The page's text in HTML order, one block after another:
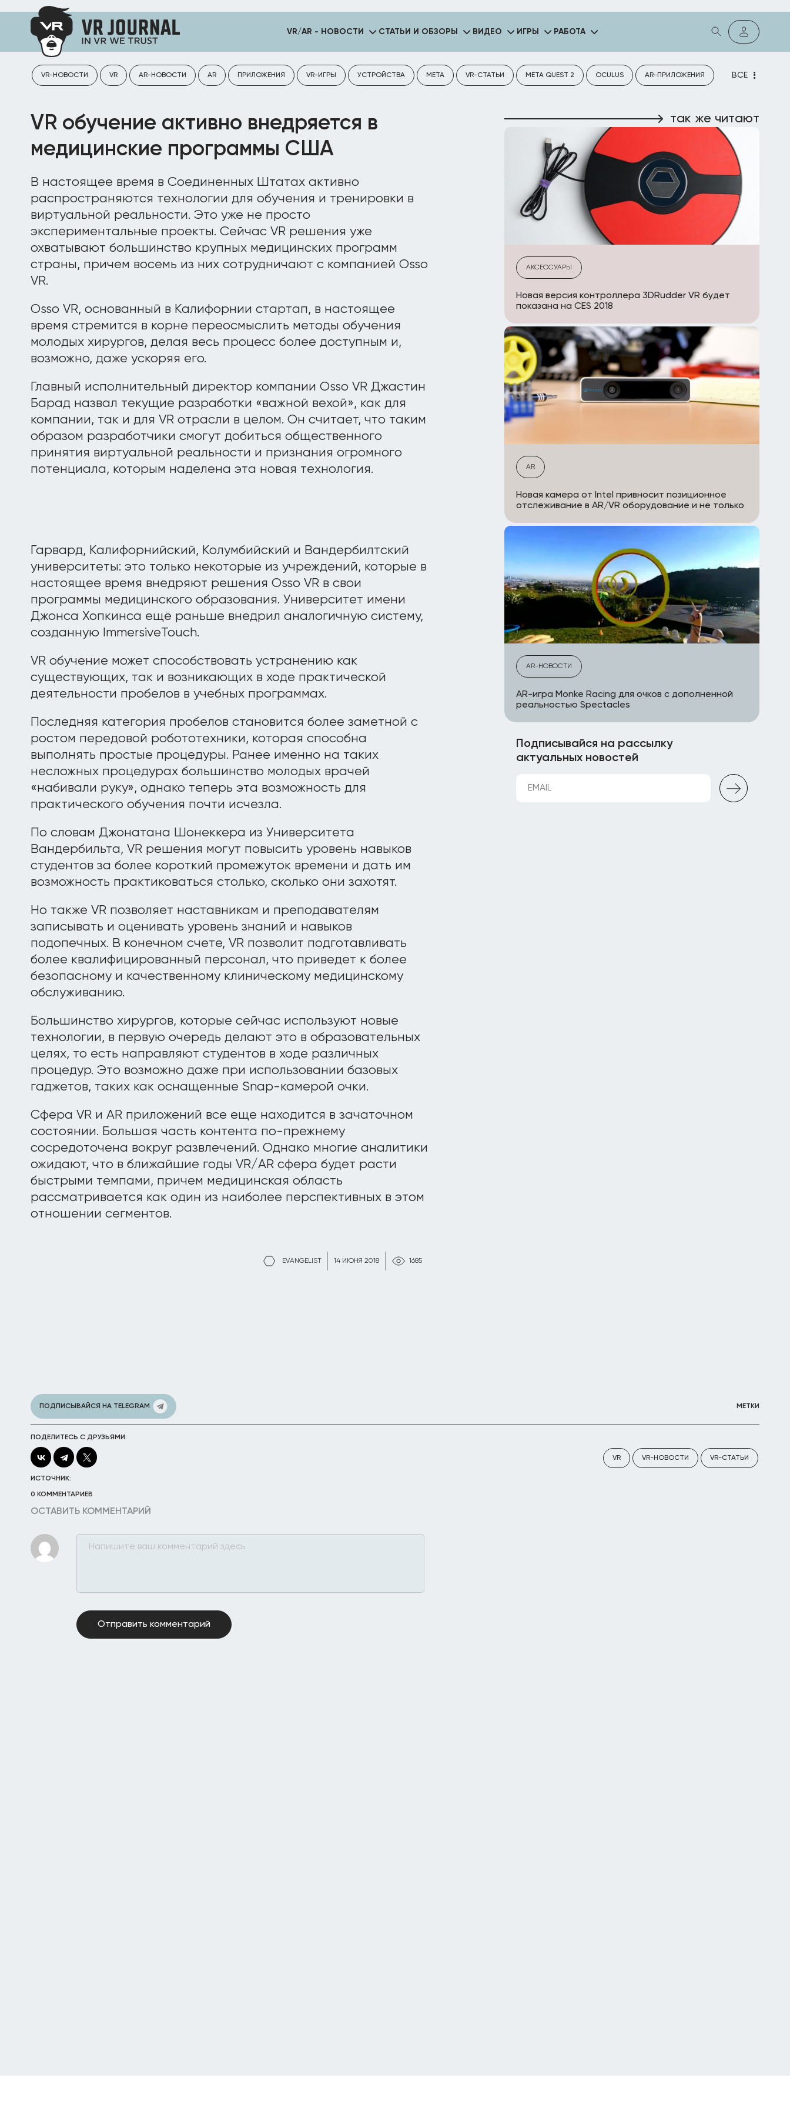
VR/AR - НОВОСТИ СТАТЬИ И ОБЗОРЫ ВИДЕО ИГРЫ РАБОТА
VR-НОВОСТИ VR AR-НОВОСТИ AR ПРИЛОЖЕНИЯ VR-ИГРЫ УСТРОЙСТВА META VR-СТАТЬИ META QUEST 2 OCULUS AR-ПРИЛОЖЕНИЯ ВСЕ
EVANGELIST 14 ИЮНЯ 2018 1685
VR обучение активно внедряется в
медицинские программы США
В настоящее время в Соединенных Штатах активно
распространяются технологии для обучения и тренировки в
виртуальной реальности. Это уже не просто
экспериментальные проекты. Сейчас VR решения уже
охватывают большинство крупных медицинских программ
страны, причем восемь из них сотрудничают с компанией Osso
VR.
Osso VR, основанный в Калифорнии стартап, в настоящее
время стремится в корне переосмыслить методы обучения
молодых хирургов, делая весь процесс более доступным и,
возможно, даже ускоряя его.
Главный исполнительный директор компании Osso VR Джастин
Барад назвал текущие разработки «важной вехой», как для
компании, так и для VR отрасли в целом. Он считает, что таким
образом разработчики смогут добиться общественного
принятия виртуальной реальности и признания огромного
потенциала, которым наделена эта новая технология.
Гарвард, Калифорнийский, Колумбийский и Вандербилтский
университеты: это только некоторые из учреждений, которые в
настоящее время внедряют решения Osso VR в свои
программы медицинского образования. Университет имени
Джонса Хопкинса ещё раньше внедрил аналогичную систему,
созданную ImmersiveTouch.
VR обучение может способствовать устранению как
существующих, так и возникающих в ходе практической
деятельности пробелов в учебных программах.
Последняя категория пробелов становится более заметной с
ростом передовой робототехники, которая способна
выполнять простые процедуры. Ранее именно на таких
несложных процедурах большинство молодых врачей
«набивали руку», однако теперь эта возможность для
практического обучения почти исчезла.
По словам Джонатана Шонеккера из Университета
Вандербильта, VR решения могут повысить уровень навыков
студентов за более короткий промежуток времени и дать им
возможность практиковаться столько, сколько они захотят.
Но также VR позволяет наставникам и преподавателям
записывать и оценивать уровень знаний и навыков
подопечных. В конечном счете, VR позволит подготавливать
более квалифицированный персонал, что приведет к более
безопасному и качественному клиническому медицинскому
обслуживанию.
Большинство хирургов, которые сейчас используют новые
технологии, в первую очередь делают это в образовательных
целях, то есть направляют студентов в ходе различных
процедур. Это возможно даже при использовании базовых
гаджетов, таких как оснащенные Snap-камерой очки.
Сфера VR и AR приложений все еще находится в зачаточном
состоянии. Большая часть контента по-прежнему
сосредоточена вокруг развлечений. Однако многие аналитики
ожидают, что в ближайшие годы VR/AR сфера будет расти
быстрыми темпами, причем медицинская область
рассматривается как один из наиболее перспективных в этом
отношении сегментов.
так же читают
АКСЕССУАРЫ
Новая версия контроллера 3DRudder VR будет
показана на CES 2018
AR
Новая камера от Intel привносит позиционное
отслеживание в AR/VR оборудование и не только
AR-НОВОСТИ
AR-игра Monke Racing для очков с дополненной
реальностью Spectacles
Подписывайся на рассылку
актуальных новостей
ПОДПИСЫВАЙСЯ НА TELEGRAM МЕТКИ
ПОДЕЛИТЕСЬ С ДРУЗЬЯМИ:
VR VR-НОВОСТИ VR-СТАТЬИ
ИСТОЧНИК:
0 КОММЕНТАРИЕВ
ОСТАВИТЬ КОММЕНТАРИЙ